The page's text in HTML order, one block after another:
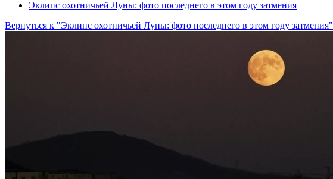
Эклипс охотничьей Луны: фото последнего в этом году затмения
Вернуться к "Эклипс охотничьей Луны: фото последнего в этом году затмения"